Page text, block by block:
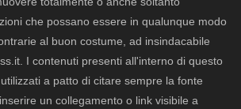
che possano essere in qualunque modo
al buon costume, ad insindacabile
I contenuti presenti all'interno di questo
a patto di citare sempre la fonte
un collegamento o link visibile a